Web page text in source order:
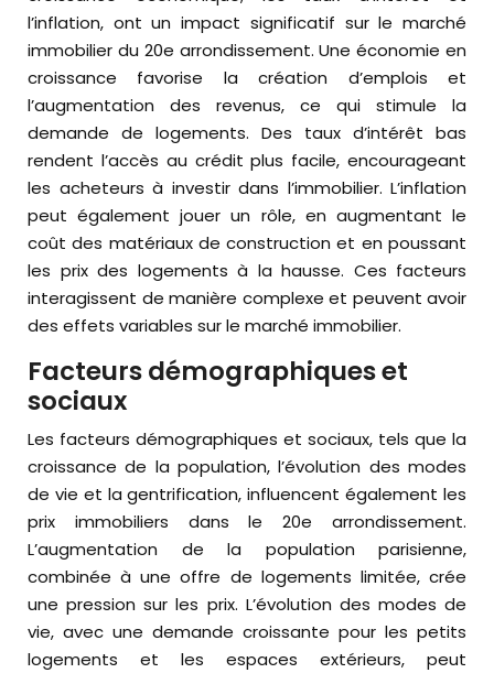
l’inflation, ont un impact significatif sur le marché
immobilier du 20e arrondissement. Une économie en
croissance favorise la création d’emplois et
l’augmentation des revenus, ce qui stimule la
demande de logements. Des taux d’intérêt bas
rendent l’accès au crédit plus facile, encourageant
les acheteurs à investir dans l’immobilier. L’inflation
peut également jouer un rôle, en augmentant le
coût des matériaux de construction et en poussant
les prix des logements à la hausse. Ces facteurs
interagissent de manière complexe et peuvent avoir
des effets variables sur le marché immobilier.
Facteurs démographiques et
sociaux
Les facteurs démographiques et sociaux, tels que la
croissance de la population, l’évolution des modes
de vie et la gentrification, influencent également les
prix immobiliers dans le 20e arrondissement.
L’augmentation de la population parisienne,
combinée à une offre de logements limitée, crée
une pression sur les prix. L’évolution des modes de
vie, avec une demande croissante pour les petits
logements et les espaces extérieurs, peut